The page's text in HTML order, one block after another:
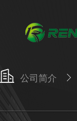
公司简介